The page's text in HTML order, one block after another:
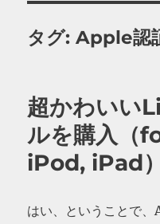
タグ:Apple認
超かわいい
ルを購入（
iPod, iPad）
はい、ということで